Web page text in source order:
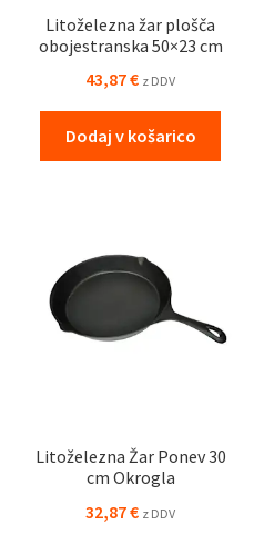
Litoželezna žar plošča
obojestranska 50×23 cm
43,87€ z DDV
Dodaj v košarico
Litoželezna Žar Ponev 30
cm Okrogla
32,87€ z DDV